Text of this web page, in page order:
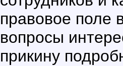
правовое поле
вопросы
прикину